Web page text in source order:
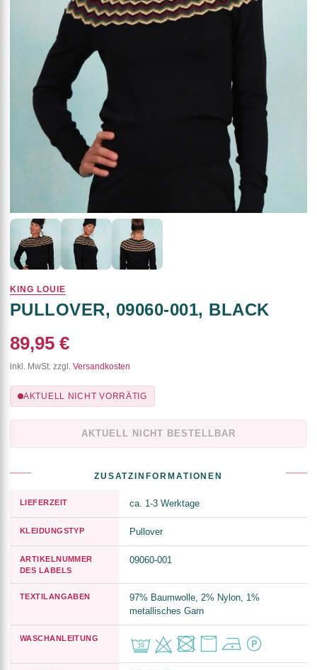
KING LOUIE
PULLOVER, 09060-001, BLACK
89,95 €
inkl. MwSt. zzgl. Versandkosten
AKTUELL NICHT VORRÄTIG
AKTUELL NICHT BESTELLBAR
ZUSATZINFORMATIONEN
LIEFERZEIT ca. 1-3 Werktage
KLEIDUNGSTYP Pullover
ARTIKELNUMMER
DES LABELS
09060-001
TEXTILANGABEN
97% Baumwolle, 2% Nylon, 1%
metallisches Garn
WASCHANLEITUNG